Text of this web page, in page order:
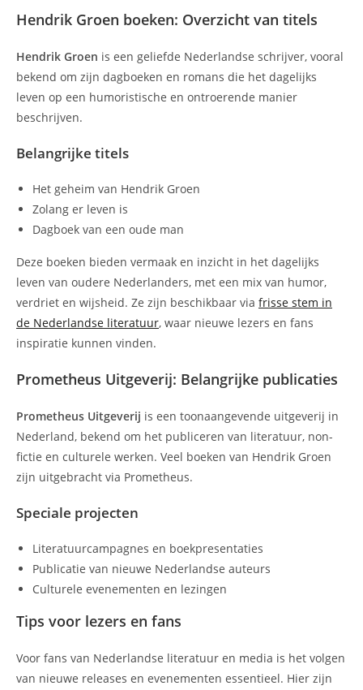
Hendrik Groen boeken: Overzicht van titels
Hendrik Groen is een geliefde Nederlandse schrijver, vooral
bekend om zijn dagboeken en romans die het dagelijks
leven op een humoristische en ontroerende manier
beschrijven.
Belangrijke titels
Het geheim van Hendrik Groen
Zolang er leven is
Dagboek van een oude man
Deze boeken bieden vermaak en inzicht in het dagelijks
leven van oudere Nederlanders, met een mix van humor,
verdriet en wijsheid. Ze zijn beschikbaar via frisse stem in
de Nederlandse literatuur, waar nieuwe lezers en fans
inspiratie kunnen vinden.
Prometheus Uitgeverij: Belangrijke publicaties
Prometheus Uitgeverij is een toonaangevende uitgeverij in
Nederland, bekend om het publiceren van literatuur, non-
fictie en culturele werken. Veel boeken van Hendrik Groen
zijn uitgebracht via Prometheus.
Speciale projecten
Literatuurcampagnes en boekpresentaties
Publicatie van nieuwe Nederlandse auteurs
Culturele evenementen en lezingen
Tips voor lezers en fans
Voor fans van Nederlandse literatuur en media is het volgen
van nieuwe releases en evenementen essentieel. Hier zijn